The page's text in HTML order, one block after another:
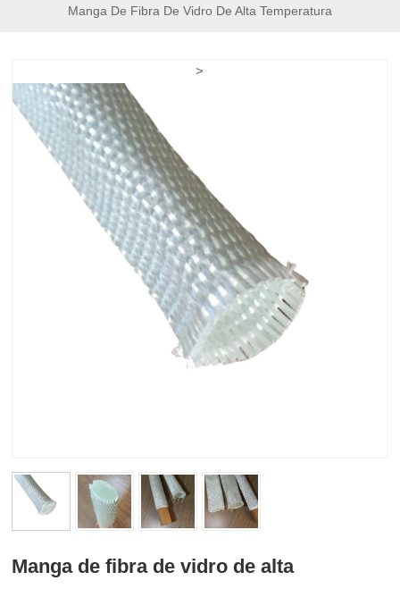
Manga De Fibra De Vidro De Alta Temperatura
>
Manga de fibra de vidro de alta